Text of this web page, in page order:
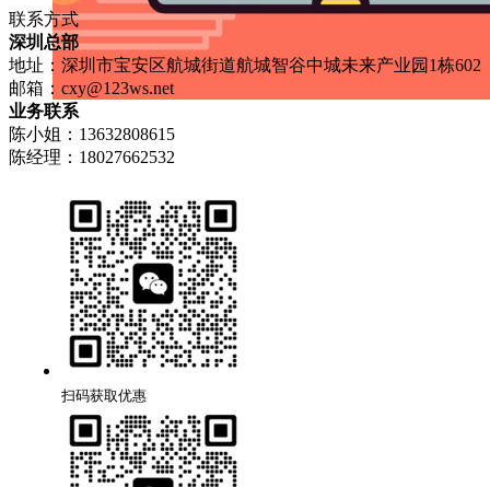
联系方式
深圳总部
地址：深圳市宝安区航城街道航城智谷中城未来产业园1栋602
邮箱： cxy@123ws.net
业务联系
陈小姐：13632808615
陈经理：18027662532
扫码获取优惠